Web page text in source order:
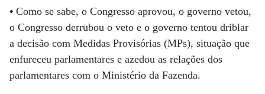
• Como se sabe, o Congresso aprovou, o governo vetou,
o Congresso derrubou o veto e o governo tentou driblar
a decisão com Medidas Provisórias (MPs), situação que
enfureceu parlamentares e azedou as relações dos
parlamentares com o Ministério da Fazenda.